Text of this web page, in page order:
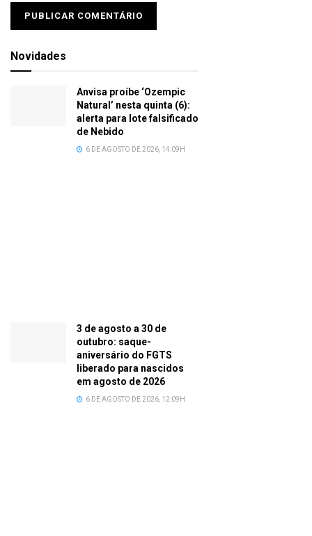
Novidades
Anvisa proíbe ‘Ozempic
Natural’ nesta quinta (6):
alerta para lote falsificado
de Nebido
6 DE AGOSTO DE 2026, 14:09H
3 de agosto a 30 de
outubro: saque-
aniversário do FGTS
liberado para nascidos
em agosto de 2026
6 DE AGOSTO DE 2026, 12:09H